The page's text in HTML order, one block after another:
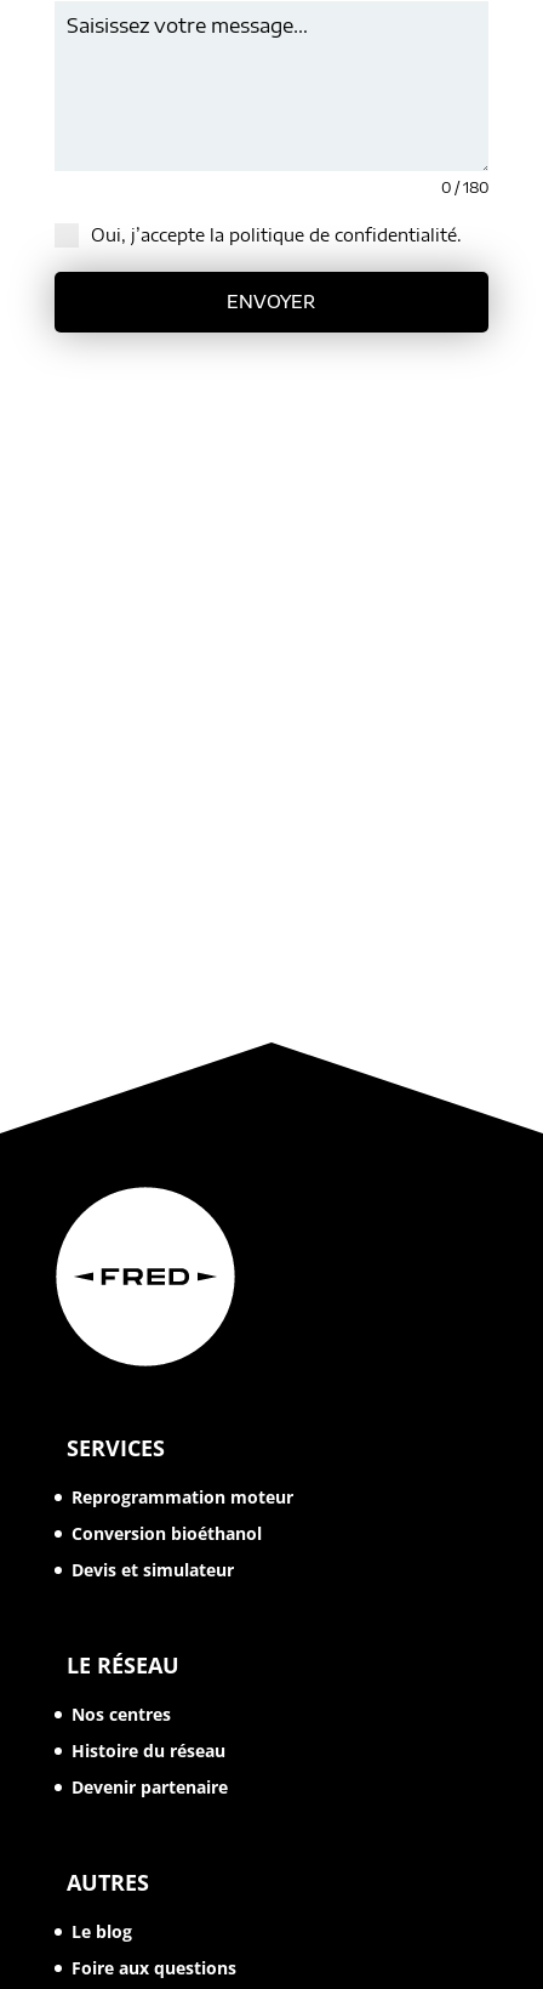
0 / 180
Oui, j’accepte la politique de confidentialité.
ENVOYER
SERVICES
Reprogrammation moteur
Conversion bioéthanol
Devis et simulateur
LE RÉSEAU
Nos centres
Histoire du réseau
Devenir partenaire
AUTRES
Le blog
Foire aux questions